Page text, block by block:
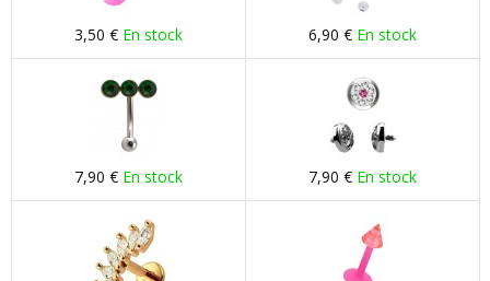
3,50 € En stock 6,90 € En stock
7,90 € En stock 7,90 € En stock